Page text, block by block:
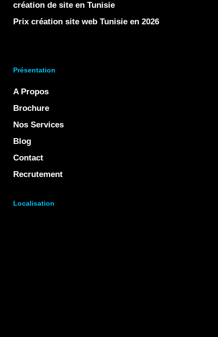
création de site en Tunisie
Prix création site web Tunisie en 2026
Présentation
A Propos
Brochure
Nos Services
Blog
Contact
Recrutement
Localisation